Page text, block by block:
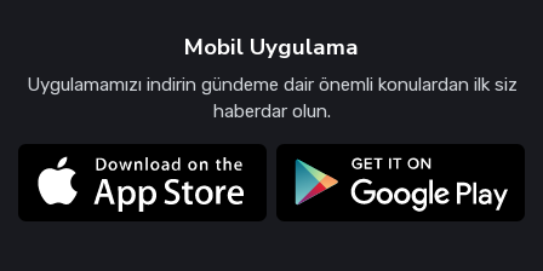
Mobil Uygulama
Uygulamamızı indirin gündeme dair önemli konulardan ilk siz
haberdar olun.